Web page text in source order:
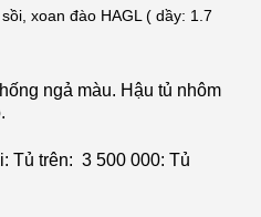
xoan đào HAGL ( dầy: 1.7
ngả màu. Hậu tủ nhôm
Tủ trên: 3 500 000: Tủ